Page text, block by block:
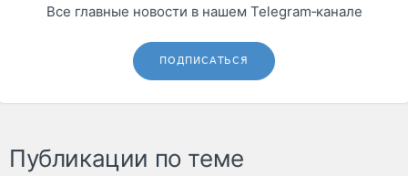
Все главные новости в нашем Telegram‑канале
ПОДПИСАТЬСЯ
Публикации по теме